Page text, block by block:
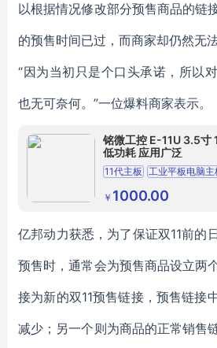
以根据情况修改部分预售商品的链
的预售时间已过，而商家却仍然无
“因为当初只是个口头承诺，所以
也无可奈何。”一位爆料商家表示。
铭微工控 E-11U 3.5寸
低功耗 应用广泛
11代主板 工业平板电脑主
8代酷睿主板
AGV电脑主板
￥ 1000.00
亿邦动力获悉，为了保证双11前的
预售时，通常会为预售商品设立两
接为新的双11预售链接，预售链接
减少；另一个则为商品的正常销售